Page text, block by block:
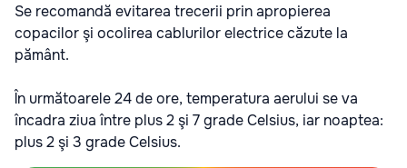
Se recomandă evitarea trecerii prin apropierea
copacilor şi ocolirea cablurilor electrice căzute la
pământ.
În următoarele 24 de ore, temperatura aerului se va
încadra ziua între plus 2 şi 7 grade Celsius, iar noaptea:
plus 2 şi 3 grade Celsius.